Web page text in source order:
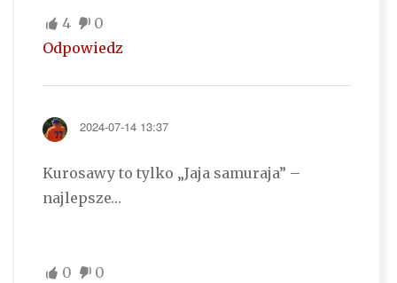
4
0
Odpowiedz
2024-07-14 13:37
Kurosawy to tylko „Jaja samuraja” –
najlepsze…
0
0